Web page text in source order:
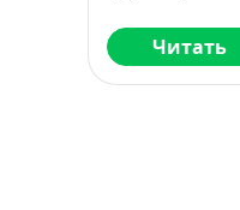
Читать